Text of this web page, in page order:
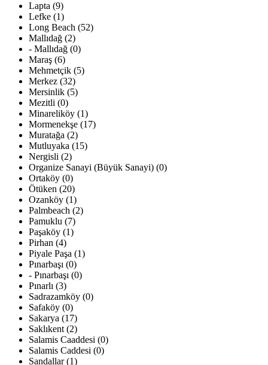
Lapta (9)
Lefke (1)
Long Beach (52)
Mallıdağ (2)
- Mallıdağ (0)
Maraş (6)
Mehmetçik (5)
Merkez (32)
Mersinlik (5)
Mezitli (0)
Minareliköy (1)
Mormenekşe (17)
Muratağa (2)
Mutluyaka (15)
Nergisli (2)
Organize Sanayi (Büyük Sanayi) (0)
Ortaköy (0)
Ötüken (20)
Ozanköy (1)
Palmbeach (2)
Pamuklu (7)
Paşaköy (1)
Pirhan (4)
Piyale Paşa (1)
Pınarbaşı (0)
- Pınarbaşı (0)
Pınarlı (3)
Sadrazamköy (0)
Safaköy (0)
Sakarya (17)
Saklıkent (2)
Salamis Caaddesi (0)
Salamis Caddesi (0)
Sandallar (1)